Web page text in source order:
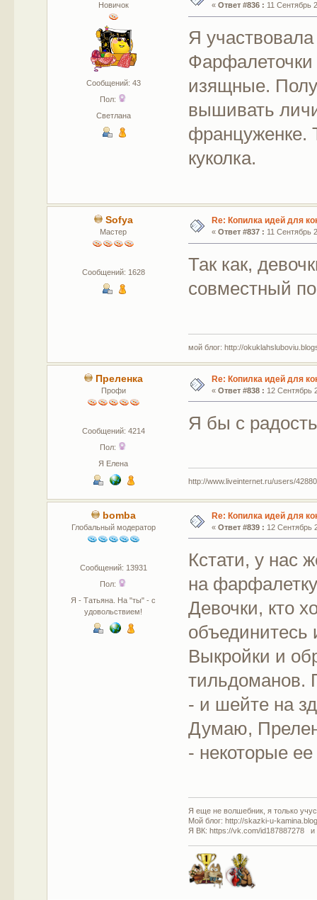
Новичок
Сообщений: 43
Пол:
Светлана
« Ответ #836 : 11 Сентябрь
Я
Фарфалеточки
изящные.
вышивать
француженке.
куколка.
Sofya
Мастер
Сообщений: 1628
Re: Копилка идей для
« Ответ #837 : 11 Сентябрь
Так как,
совместный
мой блог: http://
Преленка
Профи
Сообщений: 4214
Пол:
Я Елена
Re: Копилка идей для
« Ответ #838 : 12 Сентябрь
Я бы с
http://www.liveinternet.ru/users/
bomba
Глобальный модератор
Сообщений: 13931
Пол:
Я - Татьяна. На "ты" - с
удовольствием!
Re: Копилка идей для
« Ответ #839 : 12 Сентябрь
Кстати, у нас
на
Девочки, кто
Выкройки и
тильдоманов.
- и шейте на
Думаю,
- некоторые
Я еще не волшебник, я только
Мой блог: http://skazki-u-
Я ВК: https://vk.com/id187887278 и